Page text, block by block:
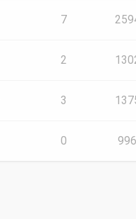
7
2
3
0